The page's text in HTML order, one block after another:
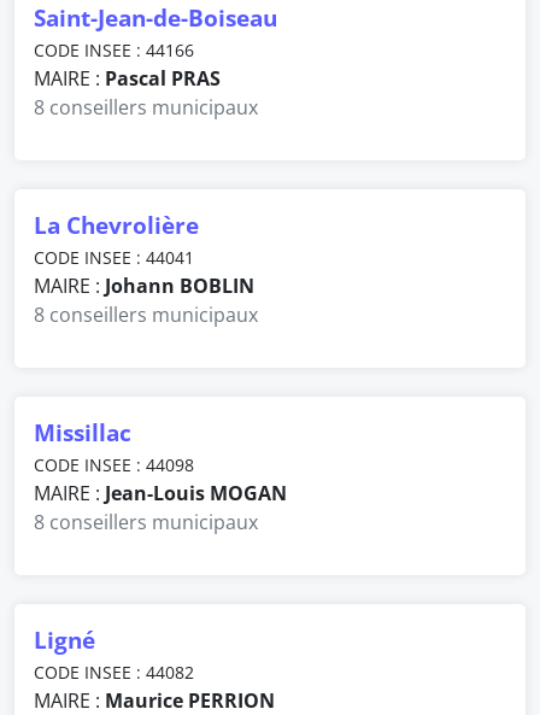
Saint-Jean-de-Boiseau
CODE INSEE : 44166
MAIRE : Pascal PRAS
8 conseillers municipaux
La Chevrolière
CODE INSEE : 44041
MAIRE : Johann BOBLIN
8 conseillers municipaux
Missillac
CODE INSEE : 44098
MAIRE : Jean-Louis MOGAN
8 conseillers municipaux
Ligné
CODE INSEE : 44082
MAIRE : Maurice PERRION